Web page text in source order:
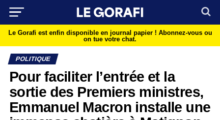
Le Gorafi est enfin disponible en journal papier ! Abonnez-vous ou
on tue votre chat.
POLITIQUE
Pour faciliter l’entrée et la
sortie des Premiers ministres,
Emmanuel Macron installe une